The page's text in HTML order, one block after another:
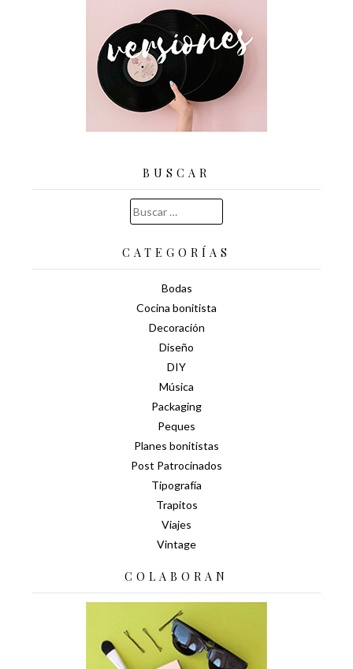
BUSCAR
Buscar:
CATEGORÍAS
Bodas
Cocina bonitista
Decoración
Diseño
DIY
Música
Packaging
Peques
Planes bonitistas
Post Patrocinados
Tipografía
Trapitos
Viajes
Vintage
COLABORAN